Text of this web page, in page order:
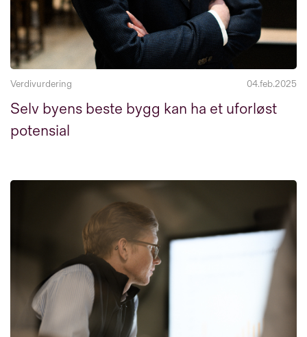
Verdivurdering 04.feb.2025
Selv byens beste bygg kan ha et uforløst
potensial